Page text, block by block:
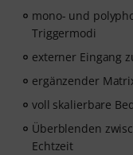
mono- und
Triggermodi
externer Eingang
ergänzender
voll skalierbare
Überblenden
Echtzeit